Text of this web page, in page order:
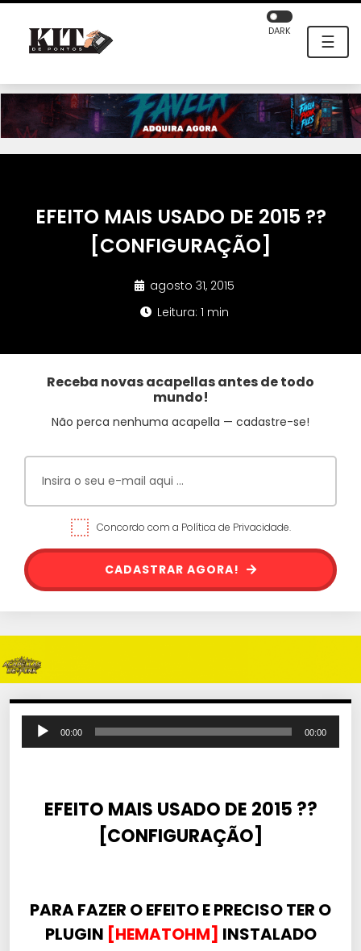
☰
DARK
EFEITO MAIS USADO DE 2015 ??
[CONFIGURAÇÃO]
agosto 31, 2015
Leitura: 1 min
Receba novas acapellas antes de todo
mundo!
Não perca nenhuma acapella — cadastre-se!
Concordo com a Política de Privacidade.
CADASTRAR AGORA!
o
00:00 00:00
EFEITO MAIS USADO DE 2015 ??
[CONFIGURAÇÃO]
PARA FAZER O EFEITO E PRECISO TER O
PLUGIN [HEMATOHM] INSTALADO